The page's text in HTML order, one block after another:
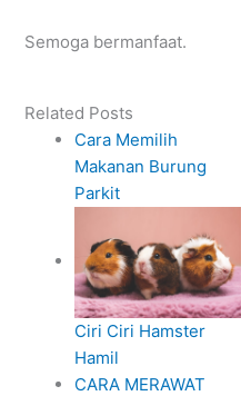
Semoga bermanfaat.
Related Posts
Cara Memilih
Makanan Burung
Parkit
Ciri Ciri Hamster
Hamil
CARA MERAWAT